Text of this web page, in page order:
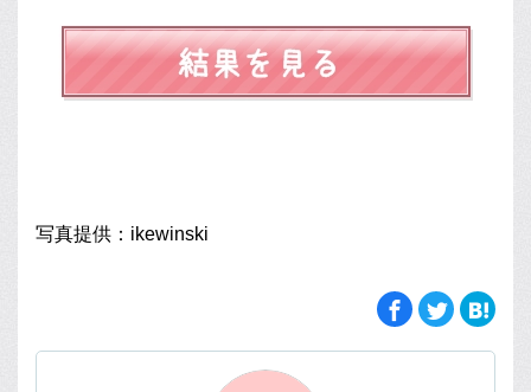
写真提供：ikewinski